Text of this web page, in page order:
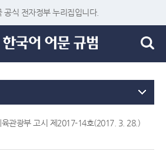
공식 전자정부 누리집입니다.
관광부 고시 제2017-14호(2017. 3. 28.)